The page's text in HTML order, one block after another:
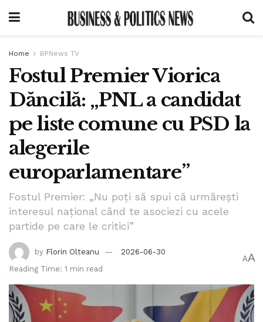
Home BPNews TV
Fostul Premier Viorica
Dăncilă: „PNL a candidat
pe liste comune cu PSD la
alegerile
europarlamentare”
Fostul Premier: „Nu poți să spui că urmărești
interesul național când te asociezi cu acele
partide pe care le critici”
by Florin Olteanu
2026-06-30
Reading Time: 1 min read
AA